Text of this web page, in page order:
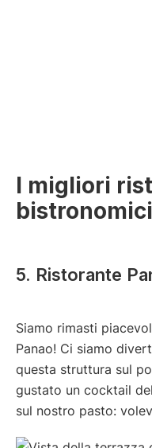
I migliori
bistronomici
5. Ristorante
Siamo rimasti
Panao! Ci siamo
questa struttura sul
gustato un cocktail
sul nostro pasto: